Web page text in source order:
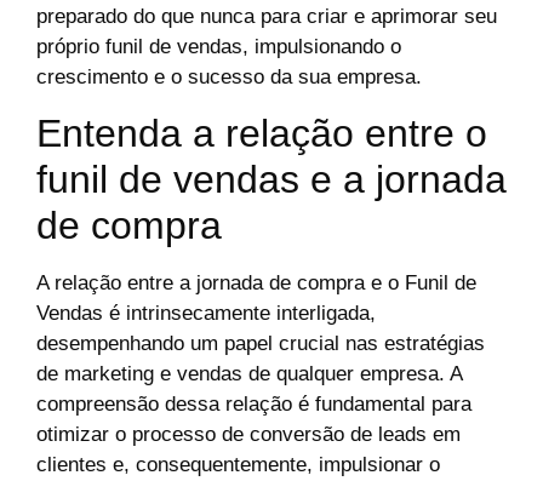
preparado do que nunca para criar e aprimorar seu
próprio funil de vendas, impulsionando o
crescimento e o sucesso da sua empresa.
Entenda a relação entre o
funil de vendas e a jornada
de compra
A relação entre a jornada de compra e o Funil de
Vendas é intrinsecamente interligada,
desempenhando um papel crucial nas estratégias
de marketing e vendas de qualquer empresa. A
compreensão dessa relação é fundamental para
otimizar o processo de conversão de leads em
clientes e, consequentemente, impulsionar o